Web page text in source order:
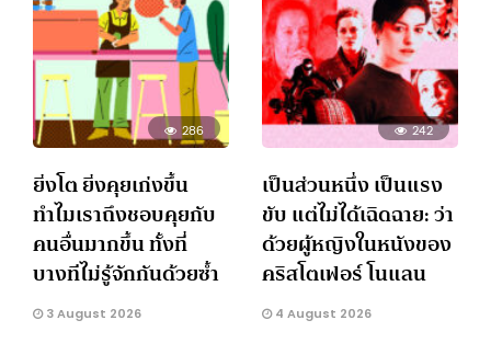
286
ยิ่งโต ยิ่งคุยเก่งขึ้น
ทำไมเราถึงชอบคุยกับ
คนอื่นมากขึ้น ทั้งที่
บางทีไม่รู้จักกันด้วยซ้ำ
3 August 2026
242
เป็นส่วนหนึ่ง เป็นแรง
ขับ แต่ไม่ได้เฉิดฉาย: ว่า
ด้วยผู้หญิงในหนังของ
คริสโตเฟอร์ โนแลน
4 August 2026